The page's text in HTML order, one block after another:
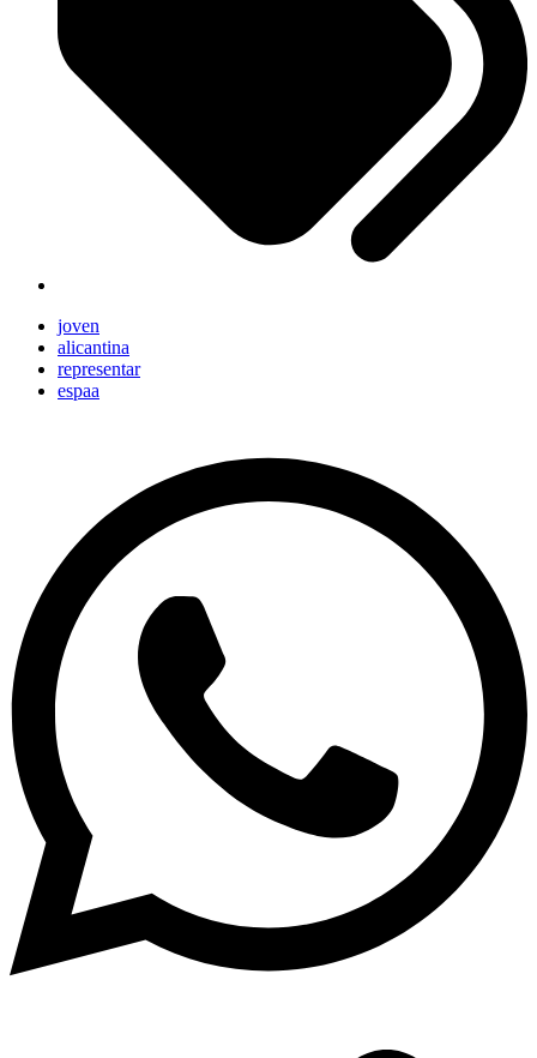
joven
alicantina
representar
espaa